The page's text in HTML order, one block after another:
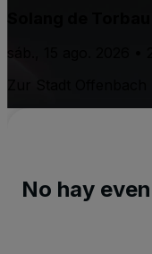
No hay